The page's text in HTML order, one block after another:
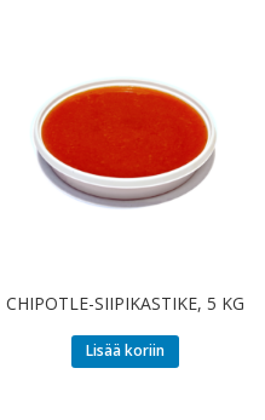
CHIPOTLE-SIIPIKASTIKE, 5 KG
Lisää koriin